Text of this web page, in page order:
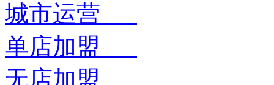
城市运营
单店加盟
无店加盟